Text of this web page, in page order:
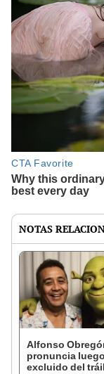
NOTAS
Alfonso
pronuncia
excluido del